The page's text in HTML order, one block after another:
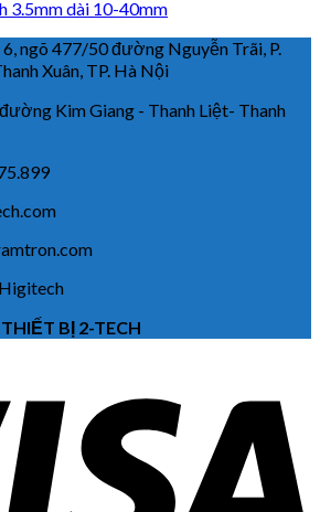
3.5mm dài 10-40mm
477/50 đường Nguyễn Trãi, P.
Xuân, TP. Hà Nội
Kim Giang - Thanh Liệt- Thanh
BỊ 2-TECH